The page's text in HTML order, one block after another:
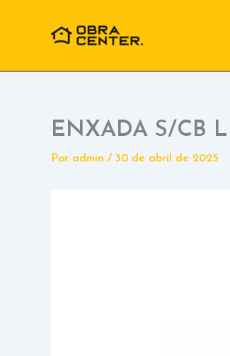
ENXADA S/CB
Por admin / 30 de abril de 2025